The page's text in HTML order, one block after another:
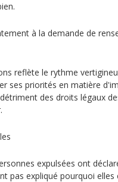
à la demande de
reflète le rythme
ses priorités en matière
des droits légaux
expulsées ont
pas expliqué pourquoi elles